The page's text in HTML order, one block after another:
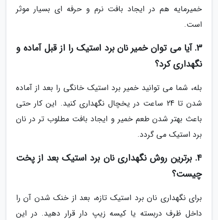
خمیرمایه هم در ایجاد بافت نرم و حرفه ای بسیار موثر
است.
3. آیا می توان خمیر نان برد استیک را از قبل آماده و
نگهداری کرد؟
بله، شما می توانید خمیر برد استیک خانگی را بعد از آماده
شدن تا 24 ساعت در یخچال نگهداری کنید. این کار حتی
باعث بهتر شدن طعم خمیر و ایجاد بافت مطلوب تر در نان
برد استیک می گردد.
4. برترین روش نگهداری نان برد استیک بعد از پخت
چیست؟
برای نگهداری نان برد استیک تازه، بعد از خنک شدن آن را
داخل ظرف دربسته یا کیسه زیپ دار قرار دهید. در این